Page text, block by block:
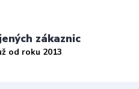
zákaznic
od roku 2013